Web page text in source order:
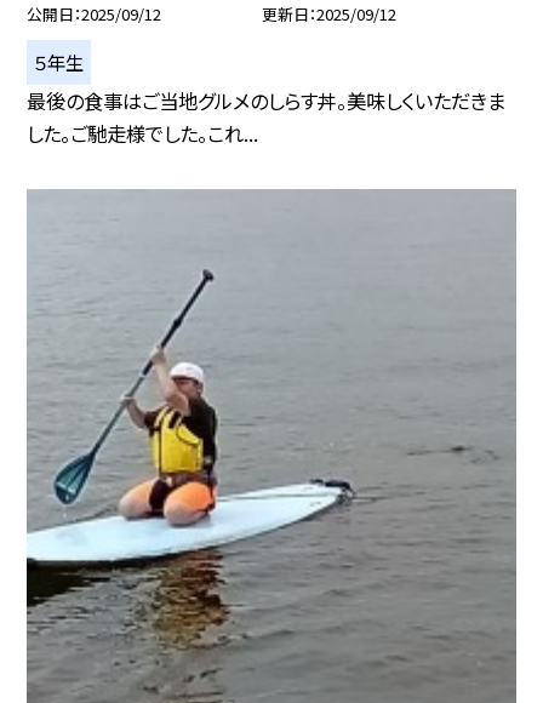
公開日 2025/09/12 更新日 2025/09/12
５年生
最後の食事はご当地グルメのしらす丼。美味しくいただきま
した。ご馳走様でした。これ...